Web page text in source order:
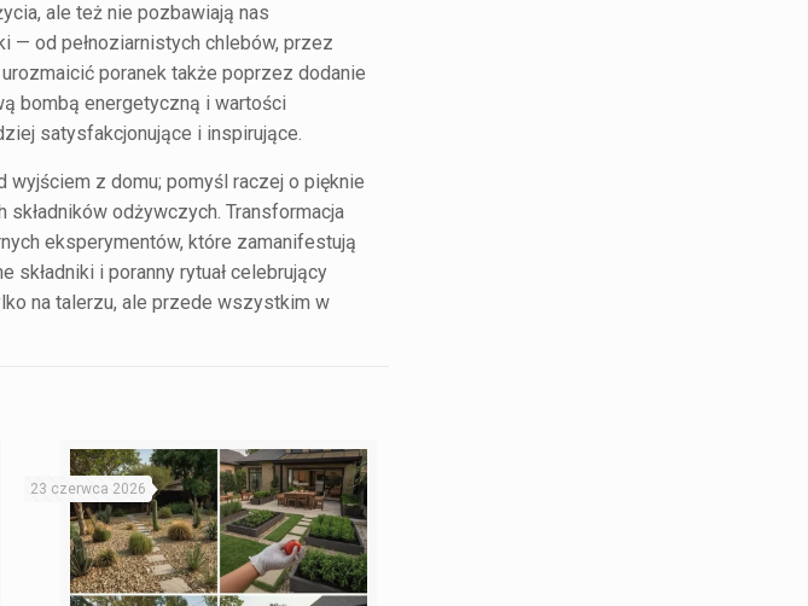
ale też nie pozbawiają nas
— od pełnoziarnistych chlebów, przez
poranek także poprzez dodanie
bombą energetyczną i wartości
satysfakcjonujące i inspirujące.
z domu; pomyśl raczej o pięknie
odżywczych. Transformacja
eksperymentów, które zamanifestują
i poranny rytuał celebrujący
na talerzu, ale przede wszystkim w
23 czerwca 2026